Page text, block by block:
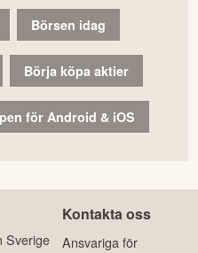
Börsen idag
Börja köpa aktier
för Android & iOS
Sverige
Kontakta oss
Ansvariga för